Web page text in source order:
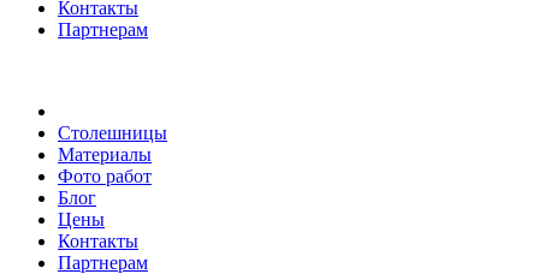
Контакты
Партнерам
Столешницы
Материалы
Фото работ
Блог
Цены
Контакты
Партнерам